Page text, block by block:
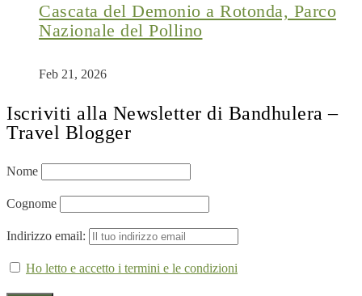
Cascata del Demonio a Rotonda, Parco
Nazionale del Pollino
Feb 21, 2026
Iscriviti alla Newsletter di Bandhulera –
Travel Blogger
Nome
Cognome
Indirizzo email:
Ho letto e accetto i termini e le condizioni